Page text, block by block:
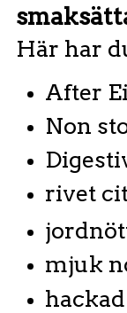
Här har
After
Non
rivet
mjuk